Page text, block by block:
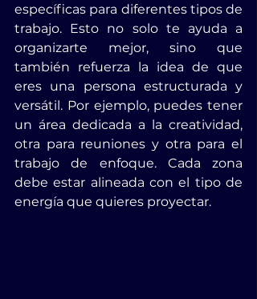
específicas para diferentes tipos de
trabajo. Esto no solo te ayuda a
organizarte mejor, sino que
también refuerza la idea de que
eres una persona estructurada y
versátil. Por ejemplo, puedes tener
un área dedicada a la creatividad,
otra para reuniones y otra para el
trabajo de enfoque. Cada zona
debe estar alineada con el tipo de
energía que quieres proyectar.